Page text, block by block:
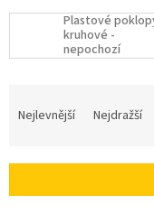
Plastové
kruhové -
nepochozí
í
Nejlevnější Nejdražší